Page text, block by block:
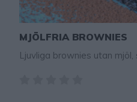
MJÖLFRIA BROWNIES
Ljuvliga brownies utan mjöl,